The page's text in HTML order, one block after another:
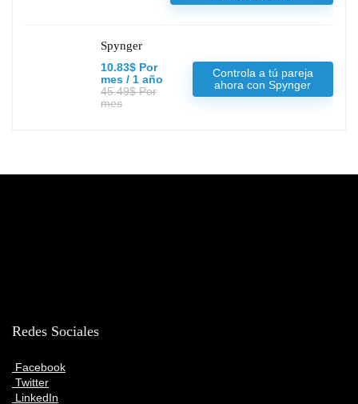
Spynger
10.83$ Por
mes / 1 año
45.49$ Por
mes
Controla a tú pareja
ahora con Spynger
Redes Sociales
Facebook
Twitter
LinkedIn